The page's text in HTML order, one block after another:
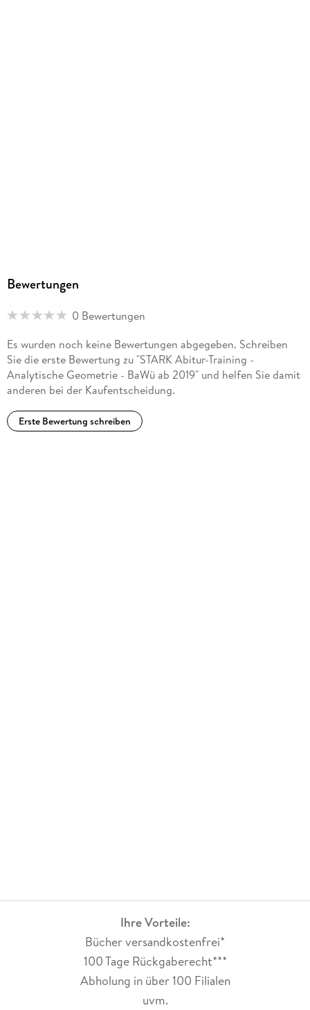
Bewertungen
0 Bewertungen
Es wurden noch keine Bewertungen abgegeben. Schreiben
Sie die erste Bewertung zu "STARK Abitur-Training -
Analytische Geometrie - BaWü ab 2019" und helfen Sie damit
anderen bei der Kaufentscheidung.
Erste Bewertung schreiben
Ihre Vorteile:
Bücher versandkostenfrei*
100 Tage Rückgaberecht***
Abholung in über 100 Filialen
uvm.